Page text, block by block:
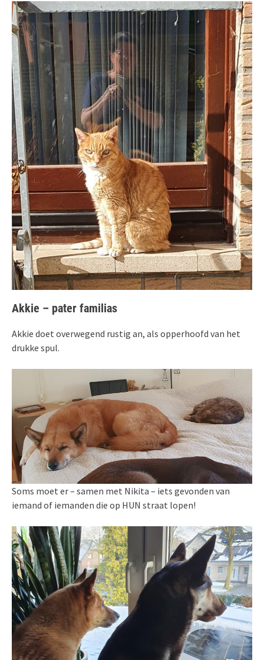
Akkie – pater familias
Akkie doet overwegend rustig an, als opperhoofd van het
drukke spul.
Soms moet er – samen met Nikita – iets gevonden van
iemand of iemanden die op HUN straat lopen!